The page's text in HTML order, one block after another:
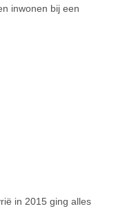
inwonen bij een
in 2015 ging alles